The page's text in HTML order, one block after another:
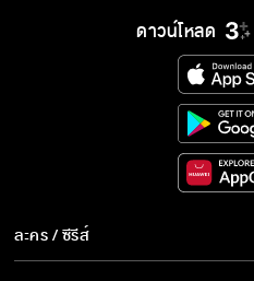
ดาวน์โหลด
ละคร / ซีรีส์
ละคร/ซีรีส์